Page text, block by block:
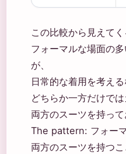
この比較から見えてく
フォーマルな場面の
が、
日常的な着用を考え
どちらか一方だけで
両方のスーツを持っ
The pattern: フォー
両方のスーツを持つ